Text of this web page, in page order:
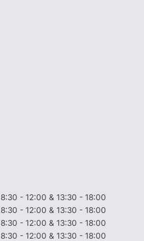
8:30 - 12:00 & 13:30 - 18:00
8:30 - 12:00 & 13:30 - 18:00
8:30 - 12:00 & 13:30 - 18:00
8:30 - 12:00 & 13:30 - 18:00